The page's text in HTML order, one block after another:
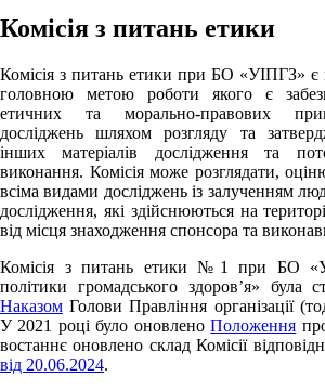
Комісія з питань етики
Комісія з питань етики при БО «УІПГЗ»
головною метою роботи якого є
етичних та морально-правових
досліджень шляхом розгляду та
інших матеріалів дослідження та
виконання. Комісія може розглядати,
всіма видами досліджень із залученням
дослідження, які здійснюються на
від місця знаходження спонсора та
Комісія з питань етики №1 при БО
політики громадського здоров’я» була
Наказом Голови Правління організації
У 2021 році було оновленоПоложення
востаннє оновлено склад Комісії
від 20.06.2024.